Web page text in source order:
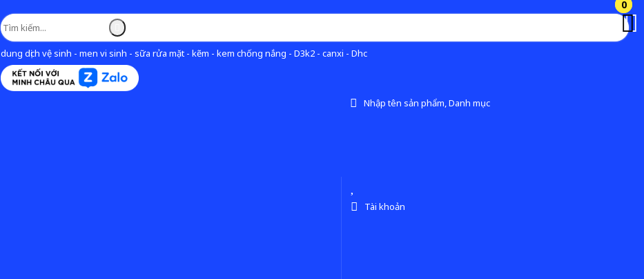
dung dịch vệ sinh - men vi sinh - sữa rửa mặt - kẽm - kem chống nắng - D3k2 - canxi - Dhc
Nhập tên sản phẩm, Danh mục
0
Tài khoản
0